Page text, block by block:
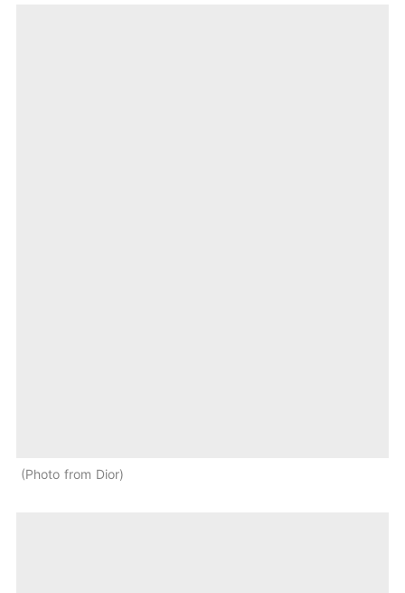
Photo from Dior